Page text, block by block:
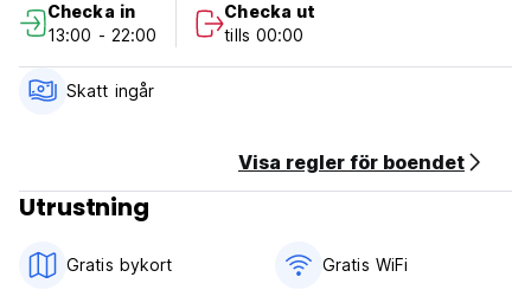
2. Incheckning från kl. 13.00 till 20.00.
3. Utcheckning före kl. 12.00 (middag).
4. Betalning endast kontant vid ankomst.
5. Skatter: ingår.
8. Rökning förbjuden i hela vandrarhemmet.
original language)
Checka in
13:00 - 22:00
Checka ut
tills 00:00
Skatt ingår
Visa regler för boendet
Utrustning
Gratis bykort Gratis WiFi